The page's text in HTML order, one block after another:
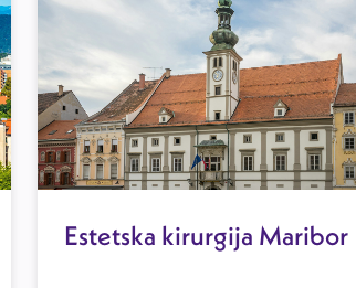
Estetska kirurgija Maribor